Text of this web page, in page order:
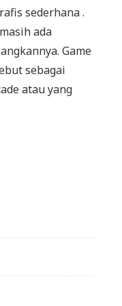
sederhana .
ada
Game
sebagai
atau yang